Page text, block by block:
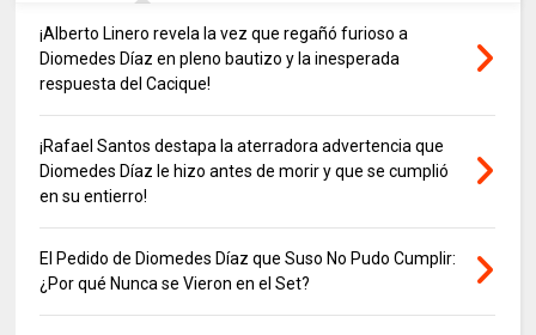
¡Alberto Linero revela la vez que regañó furioso a
Diomedes Díaz en pleno bautizo y la inesperada
respuesta del Cacique!
¡Rafael Santos destapa la aterradora advertencia que
Diomedes Díaz le hizo antes de morir y que se cumplió
en su entierro!
El Pedido de Diomedes Díaz que Suso No Pudo Cumplir:
¿Por qué Nunca se Vieron en el Set?